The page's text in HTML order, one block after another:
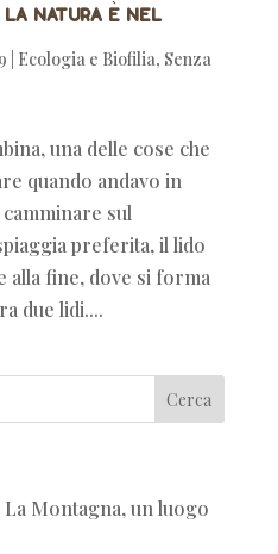
la natura è nel
Ecologia e Biofilia, Senza
una delle cose che
quando andavo in
sul
preferita, il lido
fine, dove si forma
due lidi....
La Montagna, un luogo